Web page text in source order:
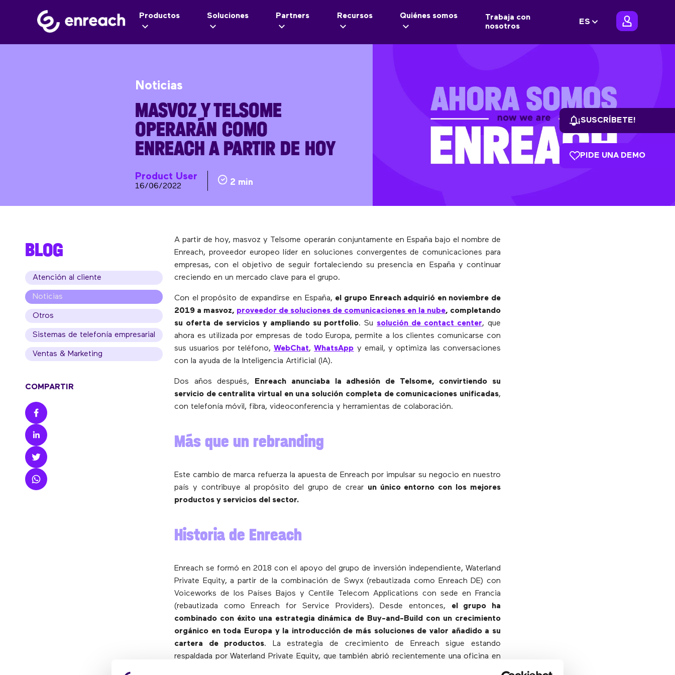
Productos Soluciones Partners Recursos Quiénes somos
Trabaja con
nosotros
ES
Noticias
MASVOZ Y TELSOME
OPERARÁN COMO
ENREACH A PARTIR DE HOY
Product User
16/06/2022 2 min
A partir de hoy, masvoz y Telsome operarán conjuntamente en España bajo el nombre de
Enreach, proveedor europeo líder en soluciones convergentes de comunicaciones para
empresas, con el objetivo de seguir fortaleciendo su presencia en España y continuar
creciendo en un mercado clave para el grupo.
Con el propósito de expandirse en España, el grupo Enreach adquirió en noviembre de
2019 a masvoz, proveedor de soluciones de comunicaciones en la nube, completando
su oferta de servicios y ampliando su portfolio. Su solución de contact center, que
ahora es utilizada por empresas de todo Europa, permite a los clientes comunicarse con
sus usuarios por teléfono,WebChat,WhatsApp y email, y optimiza las conversaciones
con la ayuda de la Inteligencia Artificial (IA).
Dos años después, Enreach anunciaba la adhesión de Telsome, convirtiendo su
servicio de centralita virtual en una solución completa de comunicaciones unificadas,
con telefonía móvil, fibra, videoconferencia y herramientas de colaboración.
Más que un rebranding
Este cambio de marca refuerza la apuesta de Enreach por impulsar su negocio en nuestro
país y contribuye al propósito del grupo de crear un único entorno con los mejores
productos y servicios del sector.
Historia de Enreach
Enreach se formó en 2018 con el apoyo del grupo de inversión independiente, Waterland
Private Equity, a partir de la combinación de Swyx (rebautizada como Enreach DE) con
Voiceworks de los Países Bajos y Centile Telecom Applications con sede en Francia
(rebautizada como Enreach for Service Providers). Desde entonces, el grupo ha
combinado con éxito una estrategia dinámica de Buy-and-Build con un crecimiento
orgánico en toda Europa y la introducción de más soluciones de valor añadido a su
cartera de productos. La estrategia de crecimiento de Enreach sigue estando
respaldada por Waterland Private Equity, que también abrió recientemente una oficina en
BLOG
Atención al cliente
Noticias
Otros
Sistemas de telefonía empresarial
Ventas & Marketing
COMPARTIR
¡SUSCRÍBETE!
PIDE UNA DEMO